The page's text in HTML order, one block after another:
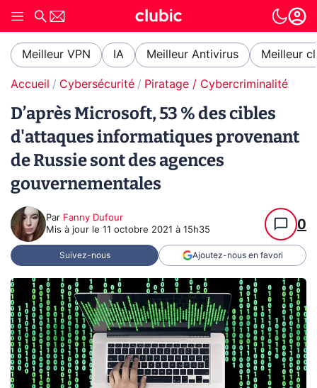
Meilleur VPN IA Meilleur Antivirus Meilleur
Accueil Cybersécurité Piratage / Cybercriminalité
D’après Microsoft, 53 % des cibles
d'attaques informatiques provenant
de Russie sont des agences
gouvernementales
Par Fanny Dufour
Mis à jour le 11 octobre 2021 à 15h35 0
Suivez-nous Ajoutez-nous en favori